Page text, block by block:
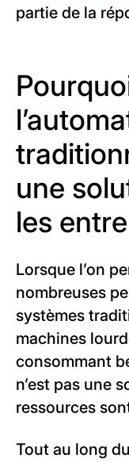
partie de la
une
les
Lorsque l’on
nombreuses
systèmes
machines
consommant
n’est pas une
ressources
Tout au long